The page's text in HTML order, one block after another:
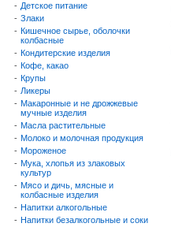
- Детское питание
- Злаки
- Кишечное сырье, оболочки
колбасные
- Кондитерские изделия
- Кофе, какао
- Крупы
- Ликеры
- Макаронные и не дрожжевые
мучные изделия
- Масла растительные
- Молоко и молочная продукция
- Мороженое
- Мука, хлопья из злаковых
культур
- Мясо и дичь, мясные и
колбасные изделия
- Напитки алкогольные
- Напитки безалкогольные и соки